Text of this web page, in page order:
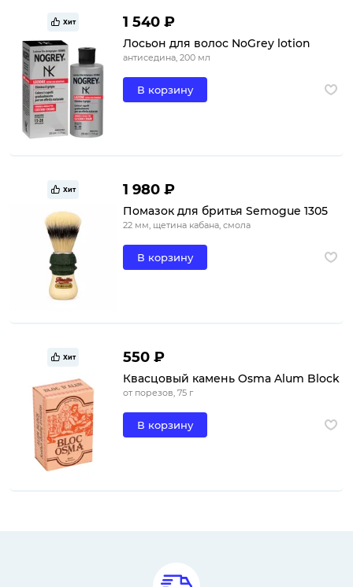
Хит 1 540 ₽
Лосьон для волос NoGrey lotion
антиседина, 200 мл
В корзину
Хит 1 980 ₽
Помазок для бритья Semogue 1305
22 мм, щетина кабана, смола
В корзину
Хит 550 ₽
Квасцовый камень Osma Alum Block
от порезов, 75 г
В корзину